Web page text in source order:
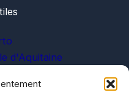
d'Aquitaine